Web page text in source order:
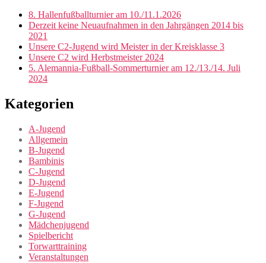
8. Hallenfußballturnier am 10./11.1.2026
Derzeit keine Neuaufnahmen in den Jahrgängen 2014 bis
2021
Unsere C2-Jugend wird Meister in der Kreisklasse 3
Unsere C2 wird Herbstmeister 2024
5. Alemannia-Fußball-Sommerturnier am 12./13./14. Juli
2024
Kategorien
A-Jugend
Allgemein
B-Jugend
Bambinis
C-Jugend
D-Jugend
E-Jugend
F-Jugend
G-Jugend
Mädchenjugend
Spielbericht
Torwarttraining
Veranstaltungen